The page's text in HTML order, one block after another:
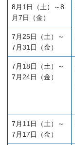
8月1日（土）～8
月7日（金）
7月25日（土）～
7月31日（金）
7月18日（土）～
7月24日（金）
7月11日（土）～
7月17日（金）